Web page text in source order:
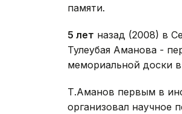
памяти.
5 лет назад (2008) в
Тулеубая Аманова -
мемориальной доски
Т.Аманов первым в
организовал научное